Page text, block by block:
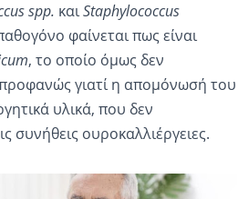
spp. καιStaphylococcus
φαίνεται πως είναι
, το οποίο όμως δεν
γιατί η απομόνωσή του
υλικά, που δεν
συνήθεις ουροκαλλιέργειες.